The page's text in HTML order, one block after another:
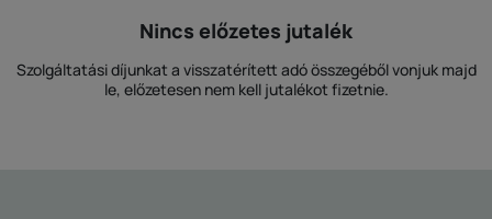
Nincs előzetes jutalék
Szolgáltatási díjunkat a visszatérített adó összegéből vonjuk majd
le, előzetesen nem kell jutalékot fizetnie.